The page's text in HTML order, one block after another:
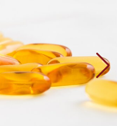
asociaciones